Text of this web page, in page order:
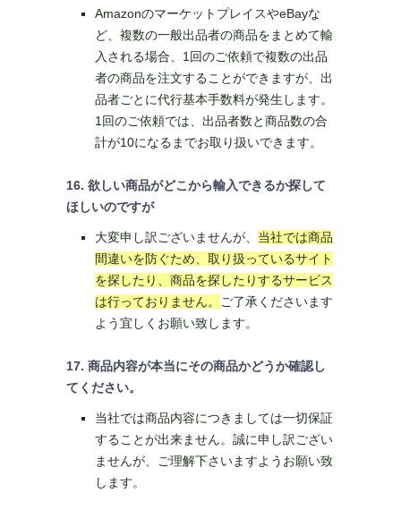
AmazonのマーケットプレイスやeBayな
ど、複数の一般出品者の商品をまとめて輸
入される場合、1回のご依頼で複数の出品
者の商品を注文することができますが、出
品者ごとに代行基本手数料が発生します。
1回のご依頼では、出品者数と商品数の合
計が10になるまでお取り扱いできます。
16. 欲しい商品がどこから輸入できるか探して
ほしいのですが
大変申し訳ございませんが、 当社では商品
間違いを防ぐため、取り扱っているサイト
を探したり、商品を探したりするサービス
は行っておりません。
ご了承くださいます
よう宜しくお願い致します。
17. 商品内容が本当にその商品かどうか確認し
てください。
当社では商品内容につきましては一切保証
することが出来ません。誠に申し訳ござい
ませんが、ご理解下さいますようお願い致
します。